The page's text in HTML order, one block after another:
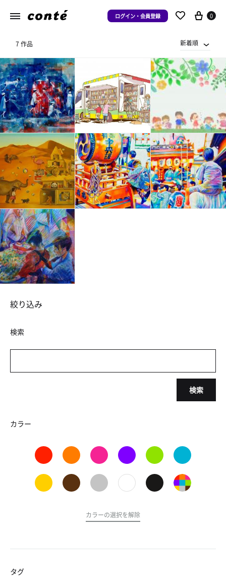
ログイン・会員登録 0
7 作品 新着順
絞り込み
検索
検索
カラー
カラーの選択を解除
タグ